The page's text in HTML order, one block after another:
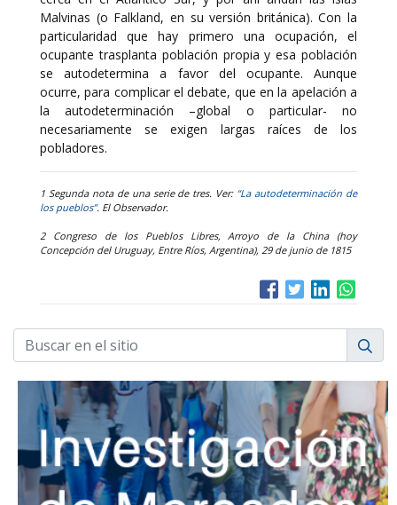
Malvinas (o Falkland, en su versión británica). Con la
particularidad que hay primero una ocupación, el
ocupante trasplanta población propia y esa población
se autodetermina a favor del ocupante. Aunque
ocurre, para complicar el debate, que en la apelación a
la autodeterminación –global o particular- no
necesariamente se exigen largas raíces de los
pobladores.
1 Segunda nota de una serie de tres. Ver: “La autodeterminación de
los pueblos”. El Observador.
2 Congreso de los Pueblos Libres, Arroyo de la China (hoy
Concepción del Uruguay, Entre Ríos, Argentina), 29 de junio de 1815